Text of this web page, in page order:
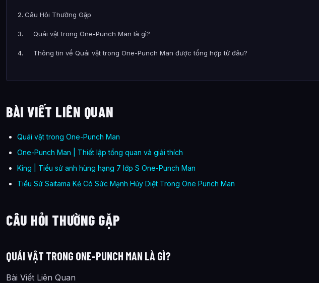
Câu Hỏi Thường Gặp
Quái vật trong One-Punch Man là gì?
Thông tin về Quái vật trong One-Punch Man được tổng hợp từ đâu?
BÀI VIẾT LIÊN QUAN
Quái vật trong One-Punch Man
One-Punch Man | Thiết lập tổng quan và giải thích
King | Tiểu sử anh hùng hạng 7 lớp S One-Punch Man
Tiểu Sử Saitama Kẻ Có Sức Mạnh Hủy Diệt Trong One Punch Man
CÂU HỎI THƯỜNG GẶP
QUÁI VẬT TRONG ONE-PUNCH MAN LÀ GÌ?
Bài Viết Liên Quan